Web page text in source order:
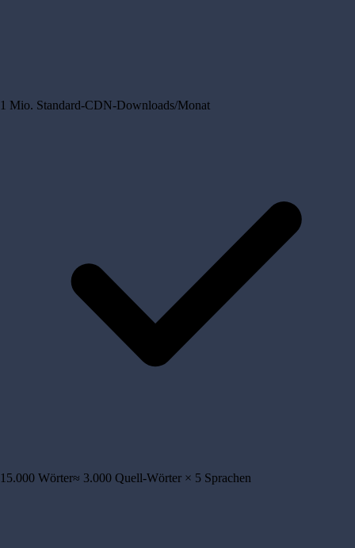
1 Mio. Standard-CDN-Downloads/Monat
15.000 Wörter≈ 3.000 Quell-Wörter × 5 Sprachen